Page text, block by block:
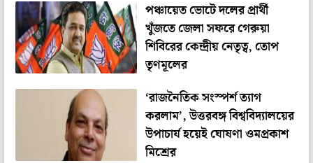
পঞ্চায়েত ভোটে দলের প্রার্থী
খুঁজতে জেলা সফরে গেরুয়া
শিবিরের কেন্দ্রীয় নেতৃত্ব, তোপ
তৃণমূলের
‘রাজনৈতিক সংস্পর্শ ত্যাগ
করলাম’, উত্তরবঙ্গ বিশ্ববিদ্যালয়ের
উপাচার্য হয়েই ঘোষণা ওমপ্রকাশ
মিশ্রের